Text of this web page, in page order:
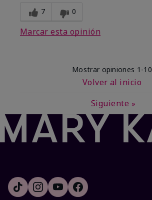
7 0
Marcar esta opinión
Mostrar opiniones 1-10
Volver al inicio
Siguiente »